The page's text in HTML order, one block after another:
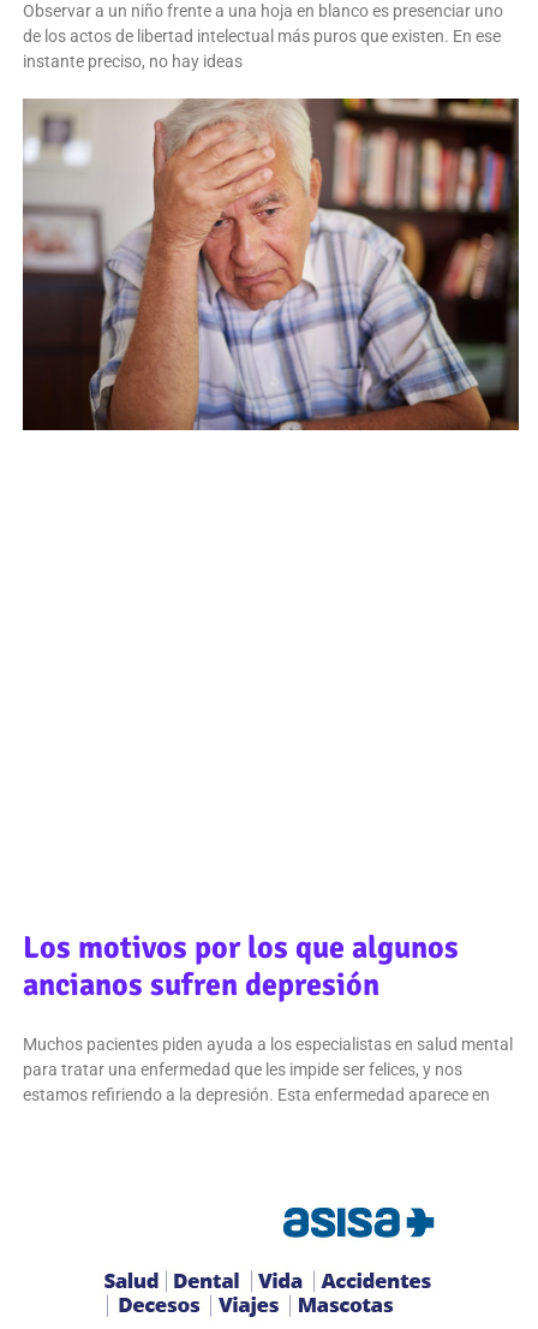
Observar a un niño frente a una hoja en blanco es presenciar uno
de los actos de libertad intelectual más puros que existen. En ese
instante preciso, no hay ideas
Los motivos por los que algunos
ancianos sufren depresión
Muchos pacientes piden ayuda a los especialistas en salud mental
para tratar una enfermedad que les impide ser felices, y nos
estamos refiriendo a la depresión. Esta enfermedad aparece en